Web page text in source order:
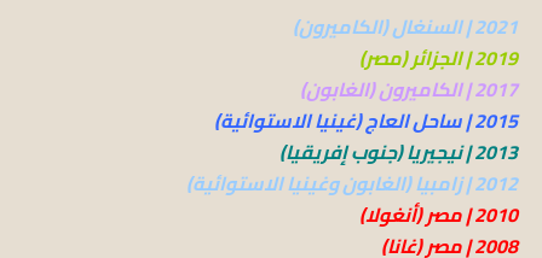
2021 | السنغال (الكاميرون)
2019 | الجزائر (مصر)
2017 | الكاميرون (الغابون)
2015 | ساحل العاج (غينيا الاستوائية)
2013 | نيجيريا (جنوب إفريقيا)
2012 | زامبيا (الغابون وغينيا الاستوائية)
2010 | مصر (أنغولا)
2008 | مصر (غانا)